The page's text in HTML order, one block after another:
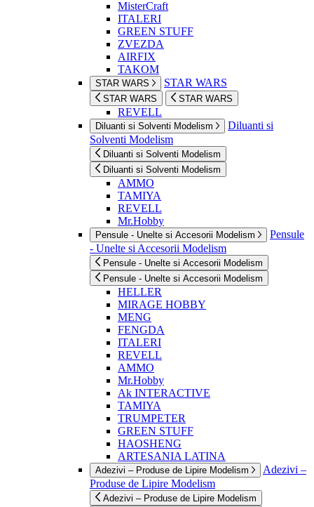
MisterCraft
ITALERI
GREEN STUFF
ZVEZDA
AIRFIX
TAKOM
STAR WARS STAR WARS
STAR WARS STAR WARS
REVELL
Diluanti si Solventi Modelism
Diluanti si
Solventi Modelism
Diluanti si Solventi Modelism
Diluanti si Solventi Modelism
AMMO
TAMIYA
REVELL
Mr.Hobby
Pensule - Unelte si Accesorii Modelism
Pensule
- Unelte si Accesorii Modelism
Pensule - Unelte si Accesorii Modelism
Pensule - Unelte si Accesorii Modelism
HELLER
MIRAGE HOBBY
MENG
FENGDA
ITALERI
REVELL
AMMO
Mr.Hobby
Ak INTERACTIVE
TAMIYA
TRUMPETER
GREEN STUFF
HAOSHENG
ARTESANIA LATINA
Adezivi – Produse de Lipire Modelism
Adezivi –
Produse de Lipire Modelism
Adezivi – Produse de Lipire Modelism